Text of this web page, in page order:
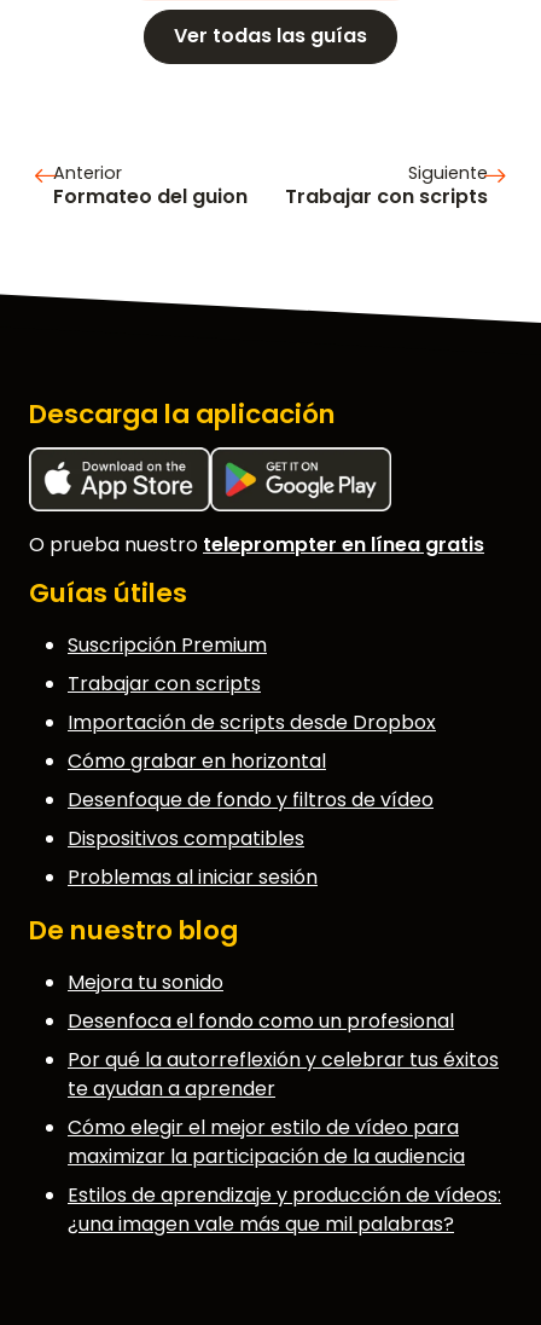
Ver todas las guías
Anterior
Formateo del guion
Siguiente
Trabajar con scripts
Descarga la aplicación
O prueba nuestro teleprompter en línea gratis
Guías útiles
Suscripción Premium
Trabajar con scripts
Importación de scripts desde Dropbox
Cómo grabar en horizontal
Desenfoque de fondo y filtros de vídeo
Dispositivos compatibles
Problemas al iniciar sesión
De nuestro blog
Mejora tu sonido
Desenfoca el fondo como un profesional
Por qué la autorreflexión y celebrar tus éxitos
te ayudan a aprender
Cómo elegir el mejor estilo de vídeo para
maximizar la participación de la audiencia
Estilos de aprendizaje y producción de vídeos:
¿una imagen vale más que mil palabras?